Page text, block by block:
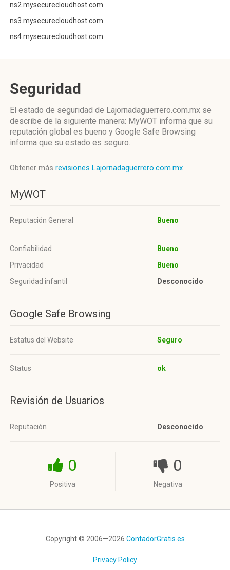
ns2.mysecurecloudhost.com
ns3.mysecurecloudhost.com
ns4.mysecurecloudhost.com
Seguridad
El estado de seguridad de Lajornadaguerrero.com.mx se
describe de la siguiente manera: MyWOT informa que su
reputación global es bueno y Google Safe Browsing
informa que su estado es seguro.
Obtener más revisiones Lajornadaguerrero.com.mx
MyWOT
Reputación General Bueno
Confiabilidad
Bueno
Privacidad
Bueno
Seguridad infantil
Desconocido
Google Safe Browsing
Estatus del Website Seguro
Status ok
Revisión de Usuarios
Reputación Desconocido
0
Positiva
0
Negativa
Copyright © 2006—2026 ContadorGratis.es
Privacy Policy